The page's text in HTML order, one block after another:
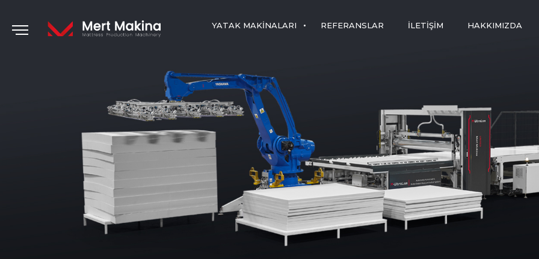
YATAK MAKINALARI REFERANSLAR İLETIŞIM HAKKIMIZDA